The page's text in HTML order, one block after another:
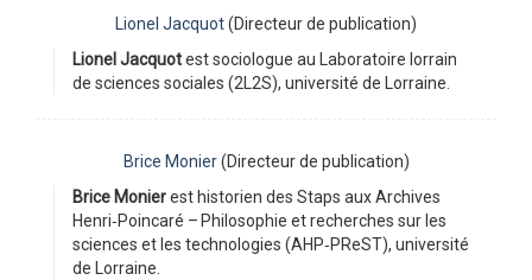
Lionel Jacquot(Directeur de publication)
Lionel Jacquotest sociologue au Laboratoire lorrain
de sciences sociales (2L2S), université de Lorraine.
Brice Monier(Directeur de publication)
Brice Monierest historien des Staps aux Archives
Henri‑Poincaré – Philosophie et recherches sur les
sciences et les technologies (AHP‑PReST), université
de Lorraine.